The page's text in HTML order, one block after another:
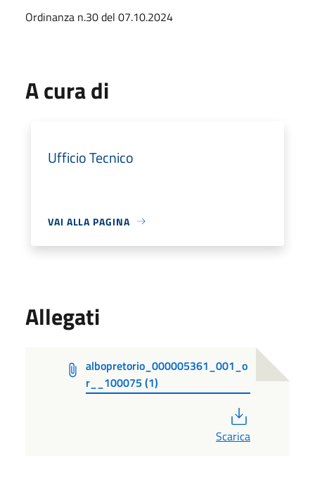
Ordinanza n.30 del 07.10.2024
A cura di
Ufficio Tecnico
VAI ALLA PAGINA
Allegati
albopretorio_000005361_001_o
r__100075 (1)
Scarica